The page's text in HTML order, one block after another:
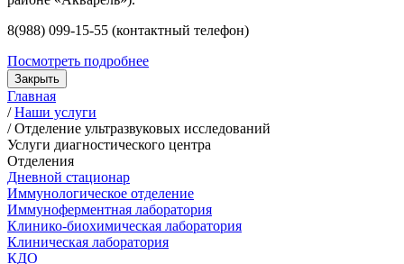
8(988) 099-15-55 (контактный телефон)
Посмотреть подробнее
Закрыть
Главная
/ Наши услуги
/ Отделение ультразвуковых исследований
Услуги диагностического центра
Отделения
Дневной стационар
Иммунологическое отделение
Иммуноферментная лаборатория
Клинико-биохимическая лаборатория
Клиническая лаборатория
КДО